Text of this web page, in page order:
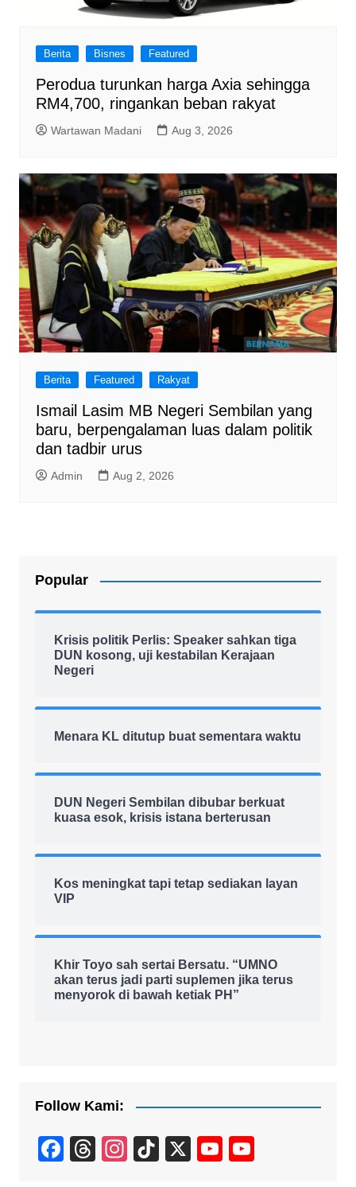
Berita Bisnes Featured
Perodua turunkan harga Axia sehingga
RM4,700, ringankan beban rakyat
Wartawan Madani Aug 3, 2026
Berita Featured Rakyat
Ismail Lasim MB Negeri Sembilan yang
baru, berpengalaman luas dalam politik
dan tadbir urus
Admin Aug 2, 2026
Popular
Krisis politik Perlis: Speaker sahkan tiga
DUN kosong, uji kestabilan Kerajaan
Negeri
Menara KL ditutup buat sementara waktu
DUN Negeri Sembilan dibubar berkuat
kuasa esok, krisis istana berterusan
Kos meningkat tapi tetap sediakan layan
VIP
Khir Toyo sah sertai Bersatu. “UMNO
akan terus jadi parti suplemen jika terus
menyorok di bawah ketiak PH”
Follow Kami:
F
T
In
Ti
X
Y